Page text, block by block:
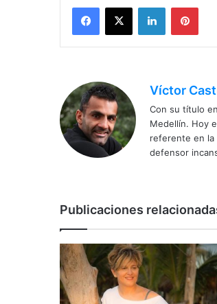
Facebook
X LinkedIn
Víctor
Con su título
Medellín. Hoy
referente en la
defensor
Publicaciones